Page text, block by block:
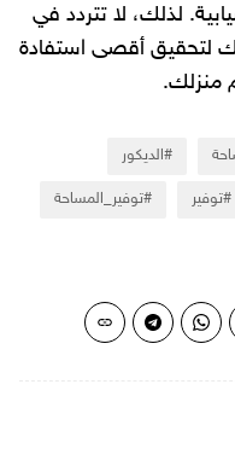
لذلك، لا تتردد في
لتحقيق أقصى استفادة
منزلك.
الديكور
توفير توفير_المساحة